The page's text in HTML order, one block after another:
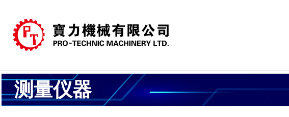
测量仪器